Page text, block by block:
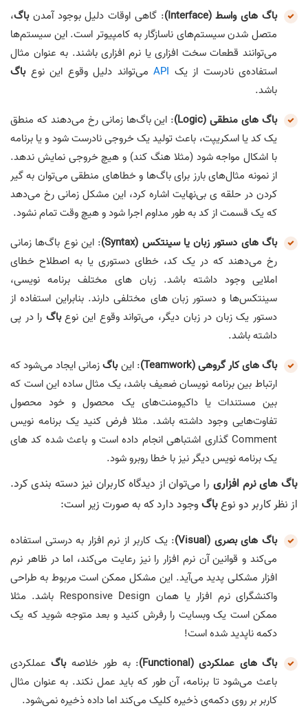
باگ های واسط (Interface)
: گاهی اوقات دلیل بوجود آمدنباگ،
متصل شدن سیستم‌های ناسازگار به کامپیوتر است. این سیستم‌ها
می‌توانند قطعات سخت افزاری یا نرم افزاری باشند. به عنوان مثال
استفاده‌ی نادرست از یک API می‌تواند دلیل وقوع این نوعباگ
باشد.
باگ های منطقی (Logic)
: این باگ‌ها زمانی رخ می‌دهند که منطق
یک کد یا اسکریپت، باعث تولید یک خروجی نادرست شود و یا برنامه
با اشکال مواجه شود (مثلا هنگ کند) و هیچ خروجی نمایش ندهد.
از نمونه مثال‌های بارز برای باگ‌ها و خطاهای منطقی می‌توان به گیر
کردن در حلقه ی بی‌نهایت اشاره کرد، این مشکل زمانی رخ می‌دهد
که یک قسمت از کد به طور مداوم اجرا شود و هیچ وقت تمام نشود.
باگ های دستور زبان یا سینتکس (Syntax)
: این نوع باگ‌ها زمانی
رخ می‌دهند که در یک کد، خطای دستوری یا به اصطلاح خطای
املایی وجود داشته باشد. زبان های مختلف برنامه نویسی،
سینتکس‌ها و دستور زبان های مختلفی دارند. بنابراین استفاده از
دستور یک زبان در زبان دیگر، می‌تواند وقوع این نوعباگ را در پی
داشته باشد.
باگ های کار گروهی (Teamwork)
: اینباگزمانی ایجاد می‌شود که
ارتباط بین برنامه نویسان ضعیف باشد، یک مثال ساده این است که
بین مستندات یا داکیومنت‌های یک محصول و خود محصول
تفاوت‌هایی وجود داشته باشد. مثلا فرض کنید یک برنامه نویس
Comment گذاری اشتباهی انجام داده است و باعث شده کد های
یک برنامه نویس دیگر نیز با خطا روبرو شود.
باگ های نرم افزاری را می‌توان از دیدگاه کاربران نیز دسته بندی کرد.
از نظر کاربر دو نوعباگوجود دارد که به صورت زیر است:
باگ های بصری (Visual)
: یک کاربر از نرم افزار به درستی استفاده
می‌کند و قوانین آن نرم افزار را نیز رعایت می‌کند، اما در ظاهر نرم
افزار مشکلی پدید می‌آید. این مشکل ممکن است مربوط به طراحی
واکنشگرای نرم افزار یا همان Responsive Design باشد. مثلا
ممکن است یک وبسایت را رفرش کنید و بعد متوجه شوید که یک
دکمه ناپدید شده است!
باگ های عملکردی (Functional)
: به طور خلاصهباگعملکردی
باعث می‌شود تا برنامه، آن‌ طور که باید عمل نکند. به عنوان مثال
کاربر بر روی دکمه‌ی ذخیره کلیک می‌کند اما داده ذخیره نمی‌شود.